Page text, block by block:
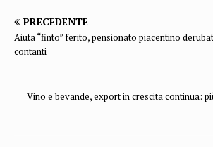
PRECEDENTE
Aiuta “finto” ferito, pensionato piacentino
contanti
Vino e bevande, export in crescita continua: